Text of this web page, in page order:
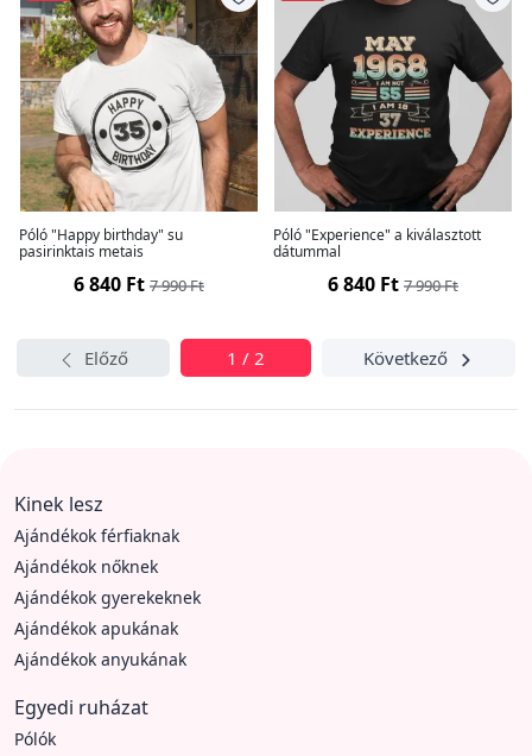
Póló "Happy birthday" su
pasirinktais metais
6 840 Ft 7 990 Ft
Póló "Experience" a kiválasztott
dátummal
6 840 Ft 7 990 Ft
Előző 1 / 2 Következő
Kinek lesz
Ajándékok férfiaknak
Ajándékok nőknek
Ajándékok gyerekeknek
Ajándékok apukának
Ajándékok anyukának
Egyedi ruházat
Pólók